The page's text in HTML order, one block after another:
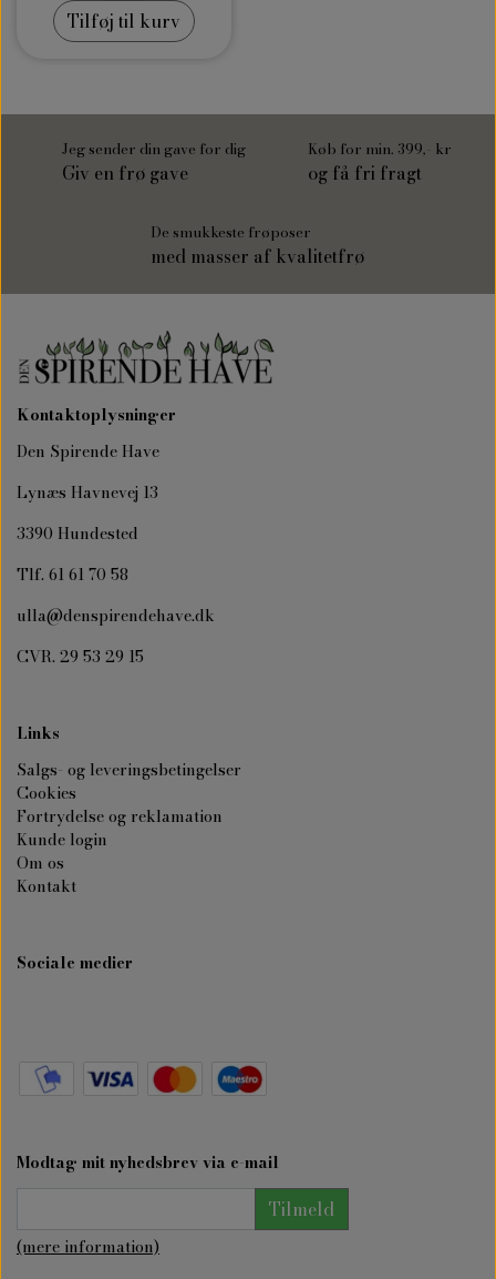
Tilføj til kurv
Jeg sender din gave for dig
Giv en frø gave
Køb for min. 399,- kr
og få fri fragt
De smukkeste frøposer
med masser af kvalitetfrø
Kontaktoplysninger
Den Spirende Have
Lynæs Havnevej 13
3390 Hundested
Tlf. 61 61 70 58
ulla@denspirendehave.dk
CVR. 29 53 29 15
Links
Salgs- og leveringsbetingelser
Cookies
Fortrydelse og reklamation
Kunde login
Om os
Kontakt
Sociale medier
Modtag mit nyhedsbrev via e-mail
Tilmeld
(mere information)